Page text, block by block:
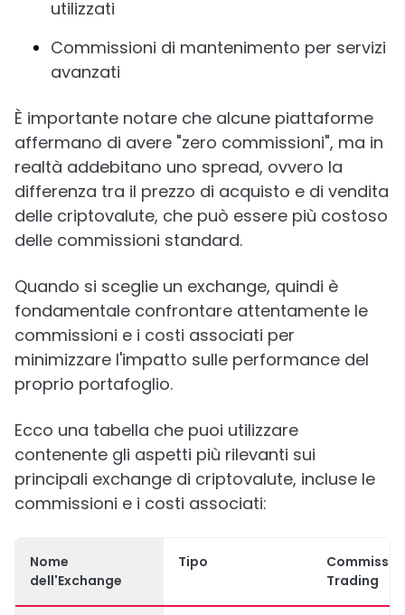
utilizzati
Commissioni di mantenimento per servizi
avanzati
È importante notare che alcune piattaforme
affermano di avere "zero commissioni", ma in
realtà addebitano uno spread, ovvero la
differenza tra il prezzo di acquisto e di vendita
delle criptovalute, che può essere più costoso
delle commissioni standard.
Quando si sceglie un exchange, quindi è
fondamentale confrontare attentamente le
commissioni e i costi associati per
minimizzare l'impatto sulle performance del
proprio portafoglio.
Ecco una tabella che puoi utilizzare
contenente gli aspetti più rilevanti sui
principali exchange di criptovalute, incluse le
commissioni e i costi associati:
Nome
dell'Exchange
Tipo
Trading